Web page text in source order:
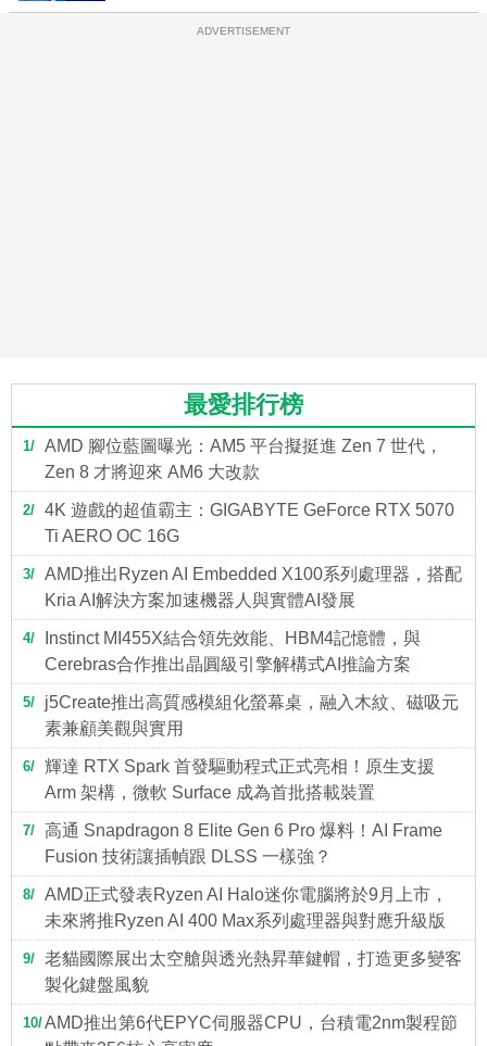
ADVERTISEMENT
最愛排行榜
1
AMD 腳位藍圖曝光：AM5 平台擬挺進 Zen 7 世代，
Zen 8 才將迎來 AM6 大改款
2
4K 遊戲的超值霸主：GIGABYTE GeForce RTX 5070
Ti AERO OC 16G
3
AMD推出Ryzen AI Embedded X100系列處理器，搭配
Kria AI解決方案加速機器人與實體AI發展
4
Instinct MI455X結合領先效能、HBM4記憶體，與
Cerebras合作推出晶圓級引擎解構式AI推論方案
5
j5Create推出高質感模組化螢幕桌，融入木紋、磁吸元
素兼顧美觀與實用
6
輝達 RTX Spark 首發驅動程式正式亮相！原生支援
Arm 架構，微軟 Surface 成為首批搭載裝置
7
高通 Snapdragon 8 Elite Gen 6 Pro 爆料！AI Frame
Fusion 技術讓插幀跟 DLSS 一樣強？
8
AMD正式發表Ryzen AI Halo迷你電腦將於9月上市，
未來將推Ryzen AI 400 Max系列處理器與對應升級版
9
老貓國際展出太空艙與透光熱昇華鍵帽，打造更多變客
製化鍵盤風貌
10 AMD推出第6代EPYC伺服器CPU，台積電2nm製程節